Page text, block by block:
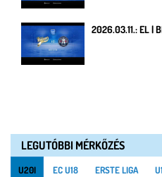
2026.03.11.: EL |
LEGUTÓBBI MÉRKŐZÉS
U20I EC U18 ERSTE LIGA